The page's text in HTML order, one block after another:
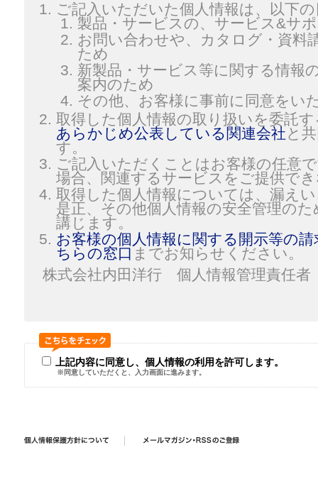
ご記入いただいた個人情報は、以下
製品・サービスの、サービス&サ
お問い合わせや、カタログ・資料
ため
新製品・サービス等に関する情報
案内のため
その他、お客様に事前に同意をい
取得した個人情報の取り扱いを委託
あらかじめ公表している関連会社と
す。
ご記入いただくことはお客様の任意
場合、関連するサービスをご提供で
取得した個人情報については、漏え
是正、その他個人情報の安全管理の
講じます。
お客様の個人情報に関する開示等の
ちらの窓口 までお知らせください。
株式会社内田洋行 個人情報管理責任
上記内容に同意し、個人情報の利用を許可します。
※同意していただくと、入力画面に進みます。